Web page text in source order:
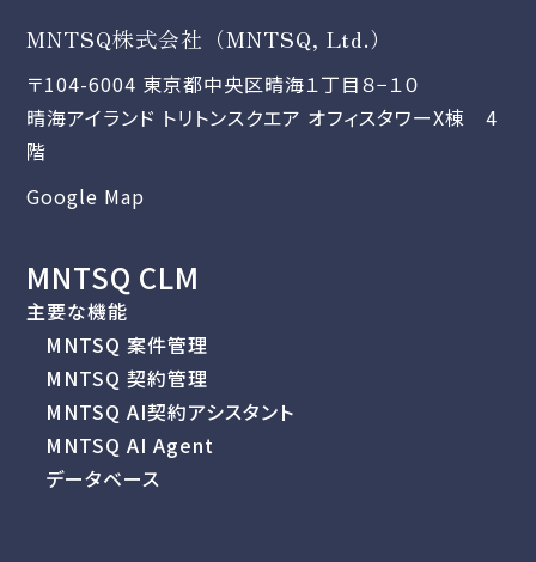
MNTSQ株式会社（MNTSQ, Ltd.）
〒104-6004 東京都中央区晴海１丁目８−１０
晴海アイランド トリトンスクエア オフィスタワーX棟 4
階
Google Map
MNTSQ CLM
主要な機能
MNTSQ 案件管理
MNTSQ 契約管理
MNTSQ AI契約アシスタント
MNTSQ AI Agent
データベース